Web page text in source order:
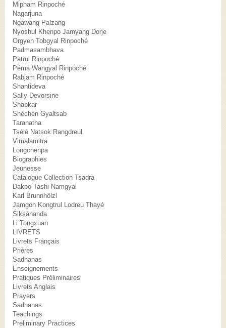
Mipham Rinpoché
Nagarjuna
Ngawang Palzang
Nyoshul Khenpo Jamyang Dorje
Orgyen Tobgyal Rinpoché
Padmasambhava
Patrul Rinpoché
Péma Wangyal Rinpoché
Rabjam Rinpoché
Shantideva
Sally Devorsine
Shabkar
Shéchèn Gyaltsab
Taranatha
Tsélé Natsok Rangdreul
Vimalamitra
Longchenpa
Biographies
Jeunesse
Catalogue Collection Tsadra
Dakpo Tashi Namgyal
Karl Brunnhölzl
Jamgön Kongtrul Lodreu Thayé
Śikṣānanda
Li Tongxuan
LIVRETS
Livrets Français
Prières
Sadhanas
Enseignements
Pratiques Préliminaires
Livrets Anglais
Prayers
Sadhanas
Teachings
Preliminary Practices